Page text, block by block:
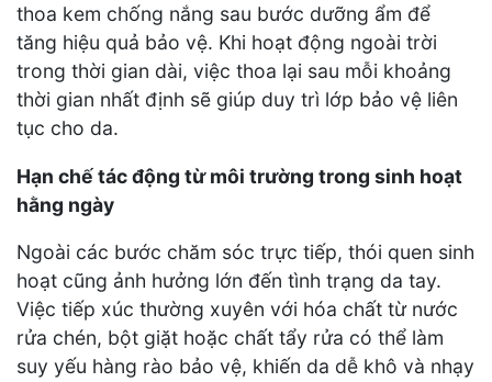
thoa kem chống nắng sau bước dưỡng ẩm để
tăng hiệu quả bảo vệ. Khi hoạt động ngoài trời
trong thời gian dài, việc thoa lại sau mỗi khoảng
thời gian nhất định sẽ giúp duy trì lớp bảo vệ liên
tục cho da.
Hạn chế tác động từ môi trường trong sinh hoạt
hằng ngày
Ngoài các bước chăm sóc trực tiếp, thói quen sinh
hoạt cũng ảnh hưởng lớn đến tình trạng da tay.
Việc tiếp xúc thường xuyên với hóa chất từ nước
rửa chén, bột giặt hoặc chất tẩy rửa có thể làm
suy yếu hàng rào bảo vệ, khiến da dễ khô và nhạy